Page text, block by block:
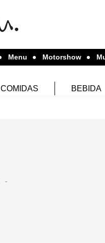
Menu Motorshow
COMIDAS BEBIDA